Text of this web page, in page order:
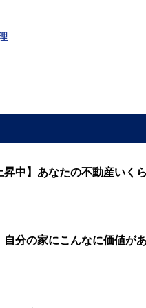
昇中】あなたの不動産いく
自分の家にこんなに価値が